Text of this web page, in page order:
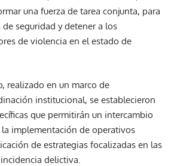
una fuerza de tarea conjunta, para
de seguridad y detener a los
de violencia en el estado de
realizado en un marco de
institucional, se establecieron
que permitirán un intercambio
implementación de operativos
de estrategias focalizadas en las
delictiva.